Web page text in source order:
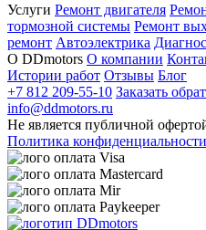
Услуги Ремонт двигателя
тормозной системы Ремонт
ремонт Автоэлектрика
О DDmotors О компании
Истории работ Отзывы Блог
+7 812 209-55-10 Заказать
info@ddmotors.ru
Не является публичной
Политика конфиденциальности